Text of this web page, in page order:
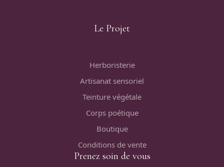
Le Projet
Herboristerie
Artisanat sensoriel
Teinture végétale
Corps poétique
Boutique
Conditions de vente
Prenez soin de vous